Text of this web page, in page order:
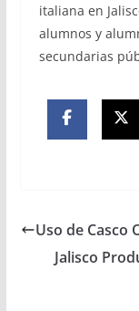
italiana en
alumnos y
secundarias
Uso de Casco
Jalisco